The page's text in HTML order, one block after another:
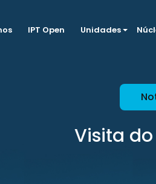
IPT Open Unidades
Visita